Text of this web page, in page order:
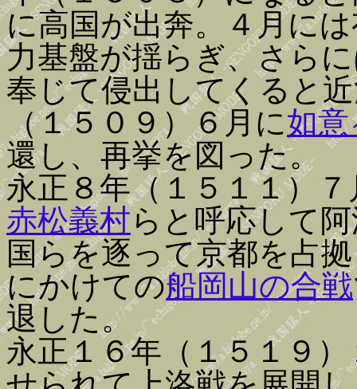
に高国が出奔。４月に
力基盤が揺らぎ、さら
奉じて侵出してくると
（１５０９）６月に如
還し、再挙を図った。
永正８年（１５１１）
赤松義村らと呼応して
国らを逐って京都を占
にかけての船岡山の合戦
退した。
永正１６年（１５１９